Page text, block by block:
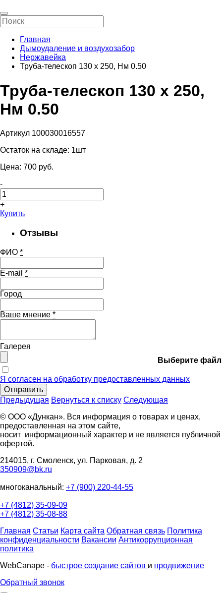
Главная
Дымоудаление и воздухозабор
Нержавейка
Труба-телескоп 130 х 250, Нм 0.50
Труба-телескоп 130 х 250,
Нм 0.50
Артикул 100030016557
Остаток на складе: 1шт
Цена: 700 pуб.
-
+
Купить
Отзывы
ФИО *
E-mail *
Город
Ваше мнение *
Галерея
Выберите файл
Я согласен на обработку предоставленных данных
Отправить
Предыдущая Вернуться к списку Следующая
© ООО «Дункан». Вся информация о товарах и ценах,
предоставленная на этом сайте,
носит информационный характер и не является публичной
офертой.
214015, г. Смоленск, ул. Парковая, д. 2
350909@bk.ru
многоканальный: +7 (900) 220-44-55
+7 (4812) 35-09-09
+7 (4812) 35-08-88
Главная Статьи Карта сайта Обратная связь Политика
конфиденциальности Вакансии Антикоррупционная
политика
WebCanape - быстрое создание сайтов и продвижение
Обратный звонок